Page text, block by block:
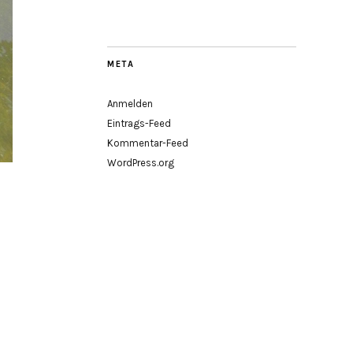
META
Anmelden
Eintrags-Feed
Kommentar-Feed
WordPress.org